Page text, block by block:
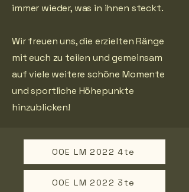
immer wieder, was in ihnen steckt.
Wir freuen uns, die erzielten Ränge
mit euch zu teilen und gemeinsam
auf viele weitere schöne Momente
und sportliche Höhepunkte
hinzublicken!
OOE LM 2022 4te
OOE LM 2022 3te